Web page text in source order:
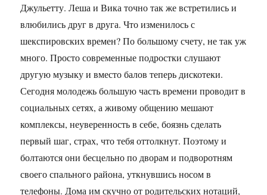
Джульетту. Леша и Вика точно так же встретились и
влюбились друг в друга. Что изменилось с
шекспировских времен? По большому счету, не так уж
много. Просто современные подростки слушают
другую музыку и вместо балов теперь дискотеки.
Сегодня молодежь большую часть времени проводит в
социальных сетях, а живому общению мешают
комплексы, неуверенность в себе, боязнь сделать
первый шаг, страх, что тебя оттолкнут. Поэтому и
болтаются они бесцельно по дворам и подворотням
своего спального района, уткнувшись носом в
телефоны. Дома им скучно от родительских нотаций,